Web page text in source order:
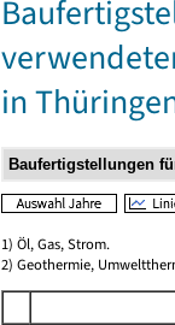
in
1) Öl, Gas, Strom.
2) Geothermie,